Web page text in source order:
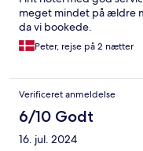
meget mindet på ældre
da vi bookede.
Peter, rejse på 2 nætter
Verificeret anmeldelse
6/10 Godt
16. jul. 2024